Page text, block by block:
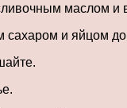
маслом
сахаром и яйцом